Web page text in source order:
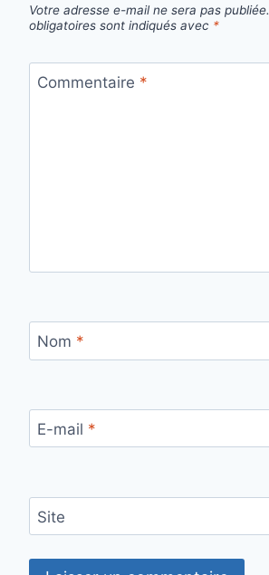
Votre adresse e-mail ne sera pas publiée.
obligatoires sont indiqués avec *
Commentaire *
Nom *
E-mail *
Site